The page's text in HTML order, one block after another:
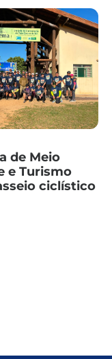
de Meio
e Turismo
ciclístico